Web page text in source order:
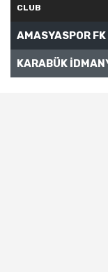
CLUB
AMASYASPOR FK
KARABÜK